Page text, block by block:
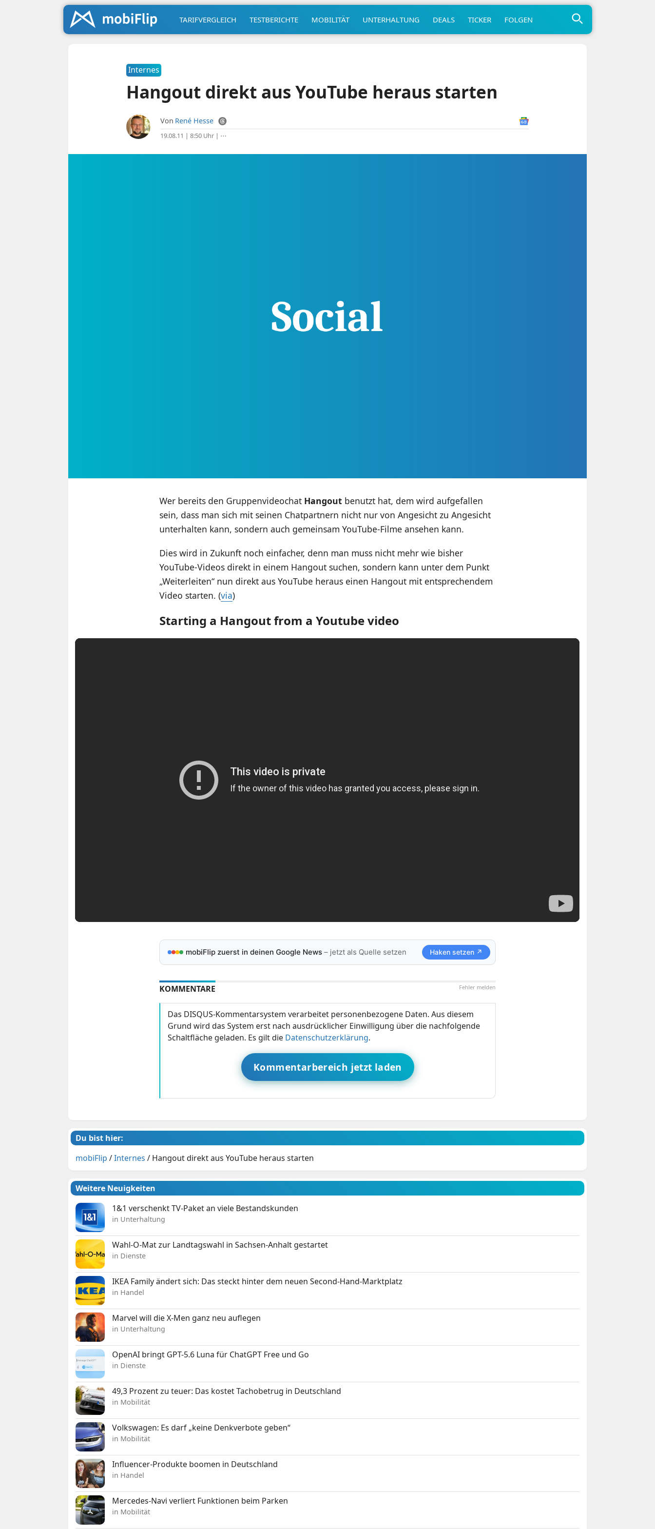
TARIFVERGLEICH TESTBERICHTE MOBILITÄT UNTERHALTUNG DEALS TICKER FOLGEN
Internes
Hangout direkt aus YouTube heraus starten
Von René Hesse
19.08.11 | 8:50 Uhr| ⋯
Wer bereits den Gruppenvideochat Hangout benutzt hat, dem wird aufgefallen
sein, dass man sich mit seinen Chatpartnern nicht nur von Angesicht zu Angesicht
unterhalten kann, sondern auch gemeinsam YouTube-Filme ansehen kann.
Dies wird in Zukunft noch einfacher, denn man muss nicht mehr wie bisher
YouTube-Videos direkt in einem Hangout suchen, sondern kann unter dem Punkt
„Weiterleiten“ nun direkt aus YouTube heraus einen Hangout mit entsprechendem
Video starten. (via)
Starting a Hangout from a Youtube video
mobiFlip zuerst in deinen Google News– jetzt als Quelle setzen Haken setzen ↗
Fehler melden
KOMMENTARE
Das DISQUS-Kommentarsystem verarbeitet personenbezogene Daten. Aus diesem
Grund wird das System erst nach ausdrücklicher Einwilligung über die nachfolgende
Schaltfläche geladen. Es gilt die Datenschutzerklärung.
Kommentarbereich jetzt laden
Du bist hier:
mobiFlip /Internes / Hangout direkt aus YouTube heraus starten
Weitere Neuigkeiten
1&1 verschenkt TV-Paket an viele Bestandskunden
in Unterhaltung
Wahl-O-Mat zur Landtagswahl in Sachsen-Anhalt gestartet
in Dienste
IKEA Family ändert sich: Das steckt hinter dem neuen Second-Hand-Marktplatz
in Handel
Marvel will die X-Men ganz neu auflegen
in Unterhaltung
OpenAI bringt GPT-5.6 Luna für ChatGPT Free und Go
in Dienste
49,3 Prozent zu teuer: Das kostet Tachobetrug in Deutschland
in Mobilität
Volkswagen: Es darf „keine Denkverbote geben“
in Mobilität
Influencer-Produkte boomen in Deutschland
in Handel
Mercedes-Navi verliert Funktionen beim Parken
in Mobilität